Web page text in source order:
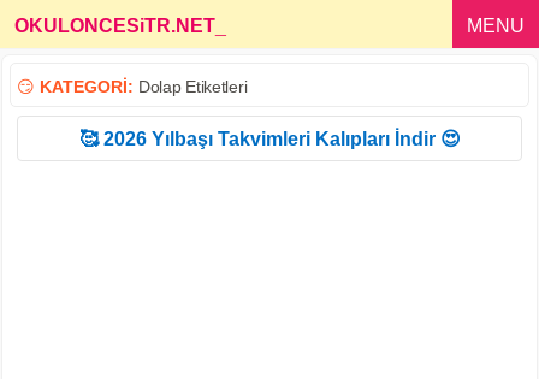
OKULONCESiTR.NET MENU
😏 KATEGORİ: Dolap Etiketleri
🥰 2026 Yılbaşı Takvimleri Kalıpları İndir 😍